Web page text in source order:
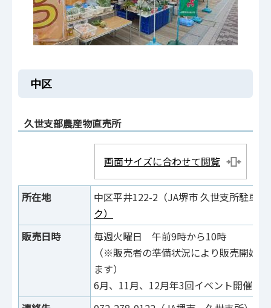
中区
久世支部農産物直売所
画面サイズに合わせて閲覧
所在地
中区平井122-2（JA堺市 久世支所駐車
ク）
販売日時
毎週火曜日 午前9時から10時
（※販売者の準備状況により販売開始
ます）
6月、11月、12月年3回イベント開催予定